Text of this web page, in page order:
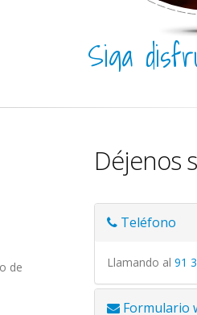
Siga
de
Déjenos
Teléfono
Llamando al 91
Formulario